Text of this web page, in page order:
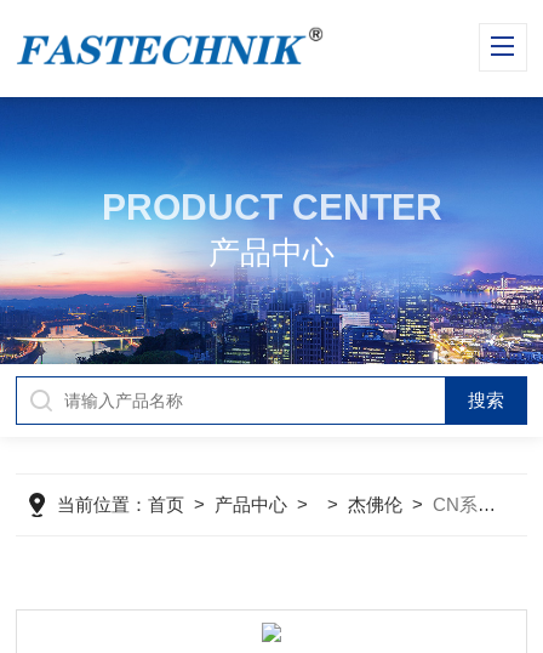
PRODUCT CENTER
产品中心
当前位置：首页 > 产品中心 > >杰佛伦 >CN系列GEFRAN杰佛伦 高温熔体压力传感器